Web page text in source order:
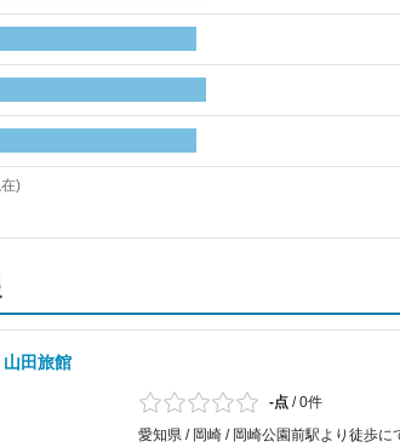
)
田旅館
-点 /0件
愛知県 / 岡崎 / 岡崎公園前駅より徒歩に